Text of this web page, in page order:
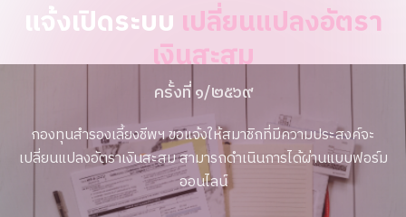
แจ้งเปิดระบบ เปลี่ยนแปลงอัตรา
เงินสะสม
ครั้งที่ ๑/๒๕๖๙
กองทุนสำรองเลี้ยงชีพฯ ขอแจ้งให้สมาชิกที่มีความประสงค์จะ
เปลี่ยนแปลงอัตราเงินสะสม สามารถดำเนินการได้ผ่านแบบฟอร์ม
ออนไลน์